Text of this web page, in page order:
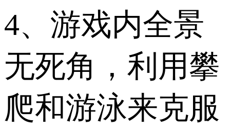
4、游戏内全景
无死角，利用攀
爬和游泳来克服